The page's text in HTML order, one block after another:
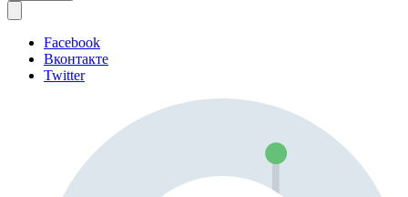
Facebook
Вконтакте
Twitter